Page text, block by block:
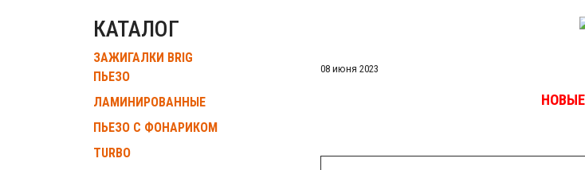
КАТАЛОГ
ЗАЖИГАЛКИ BRIG
ПЬЕЗО
ЛАМИНИРОВАННЫЕ
ПЬЕЗО С ФОНАРИКОМ
TURBO
08 июня 2023